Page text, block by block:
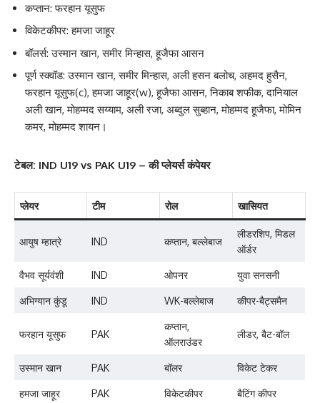
कप्तान: फरहान यूसुफ
विकेटकीपर: हमजा जाहूर
बॉलर्स: उस्मान खान, समीर मिन्हास, हूजैफा आसन
पूर्ण स्क्वॉड: उस्मान खान, समीर मिन्हास, अली हसन बलोच, अहमद हुसैन,
फरहान यूसुफ(c), हमजा जाहूर(w), हूजैफा आसन, निकाब शफीक, दानियाल
अली खान, मोहम्मद सय्याम, अली रजा, अब्दुल सुब्हान, मोहम्मद हूजैफा, मोमिन
कमर, मोहम्मद शायन।
टेबल: IND U19 vs PAK U19 – की प्लेयर्स कंपेयर
प्लेयर टीम रोल खासियत
आयुष म्हात्रे IND कप्तान, बल्लेबाज
लीडरशिप, मिडल
ऑर्डर
वैभव सूर्यवंशी
IND ओपनर
युवा सनसनी
अभिग्यान कुंडू
IND WK-बल्लेबाज कीपर-बैट्समैन
फरहान यूसुफ PAK
कप्तान,
ऑलराउंडर
लीडर, बैट-बॉल
उस्मान खान PAK बॉलर
विकेट टेकर
हमजा जाहूर
PAK विकेटकीपर बैटिंग कीपर